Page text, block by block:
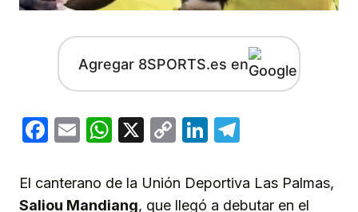
Agregar 8SPORTS.es en
Facebook
EmailWhatsApp
X
CopyLinkedIn
El canterano de la Unión Deportiva Las Palmas,
Saliou Mandiang, que llegó a debutar en el